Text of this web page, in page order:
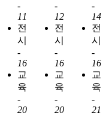
-
11
전
시
-
16
교
육
-
20
-
12
전
시
-
16
교
육
-
20
-
14
전
시
-
16
교
육
-
21